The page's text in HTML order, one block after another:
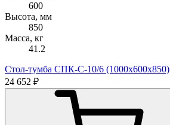
600
Высота, мм
850
Масса, кг
41.2
Стол-тумба СПК-С-10/6 (1000х600х850)
24 652 ₽